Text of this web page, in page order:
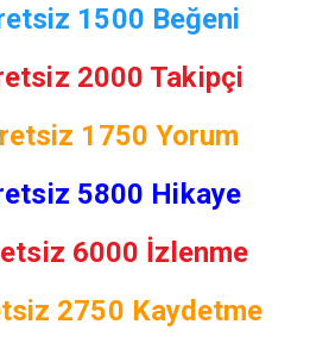
1500 Beğeni
2000 Takipçi
1750 Yorum
5800 Hikaye
6000 İzlenme
2750 Kaydetme